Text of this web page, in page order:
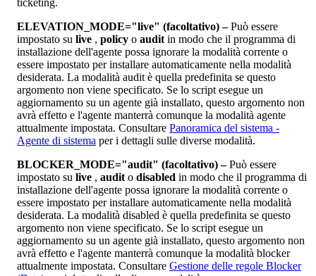
ELEVATION_MODE="live" (facoltativo) – Può essere
impostato su live , policy o audit in modo che il programma di
installazione dell'agente possa ignorare la modalità corrente o
essere impostato per installare automaticamente nella modalità
desiderata. La modalità audit è quella predefinita se questo
argomento non viene specificato. Se lo script esegue un
aggiornamento su un agente già installato, questo argomento non
avrà effetto e l'agente manterrà comunque la modalità agente
attualmente impostata. Consultare Panoramica del sistema -
Agente di sistema per i dettagli sulle diverse modalità.
BLOCKER_MODE="audit" (facoltativo) – Può essere
impostato su live , audit o disabled in modo che il programma di
installazione dell'agente possa ignorare la modalità corrente o
essere impostato per installare automaticamente nella modalità
desiderata. La modalità disabled è quella predefinita se questo
argomento non viene specificato. Se lo script esegue un
aggiornamento su un agente già installato, questo argomento non
avrà effetto e l'agente manterrà comunque la modalità blocker
attualmente impostata. Consultare Gestione delle regole Blocker